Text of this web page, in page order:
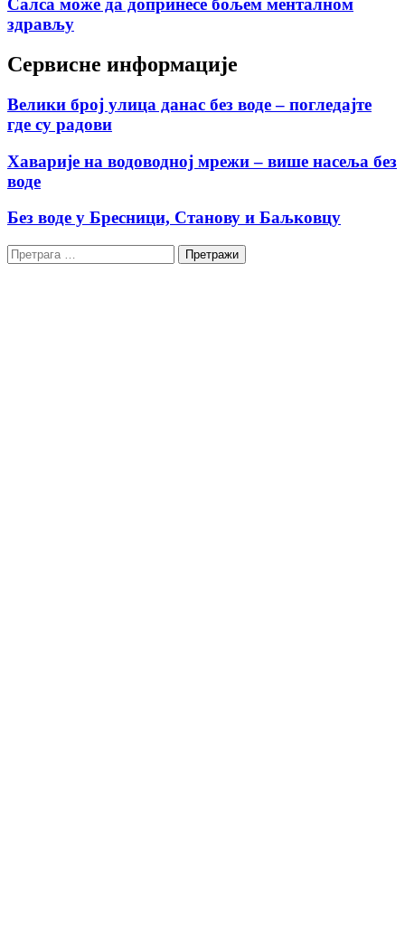
Салса може да допринесе бољем менталном
здрављу
Сервисне информације
Велики број улица данас без воде – погледајте
где су радови
Хаварије на водоводној мрежи – више насеља без
воде
Без воде у Бресници, Станову и Баљковцу
Претрага
за: